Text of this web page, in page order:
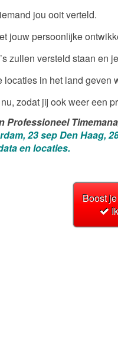
jou ooit verteld.
jouw persoonlijke
zullen versteld staan en
locaties in het land geven
zodat jij ook weer een
Professioneel
23 sep Den Haag,
en locaties.
Boost